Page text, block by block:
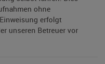
ohne
erfolgt
unseren Betreuer vor